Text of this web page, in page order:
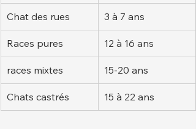
Chat des rues 3 à 7 ans
Races pures 12 à 16 ans
races mixtes 15-20 ans
Chats castrés 15 à 22 ans